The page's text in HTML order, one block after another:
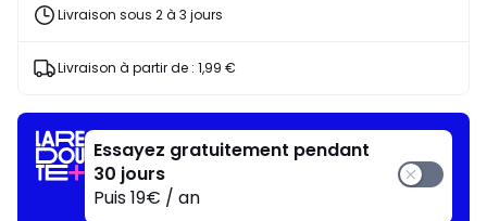
articles
J'en
Livraison sous 2 à 3 jours
Livraison à partir de : 1,99 €
Essayez gratuitement pendant
30 jours
Puis 19€ / an